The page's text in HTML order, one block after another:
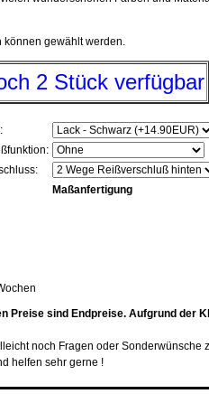
können gewählt werden.
2 Stück verfügbar
Maßanfertigung
Preise sind Endpreise. Aufgrund der
noch Fragen oder Sonderwünsche
helfen sehr gerne !